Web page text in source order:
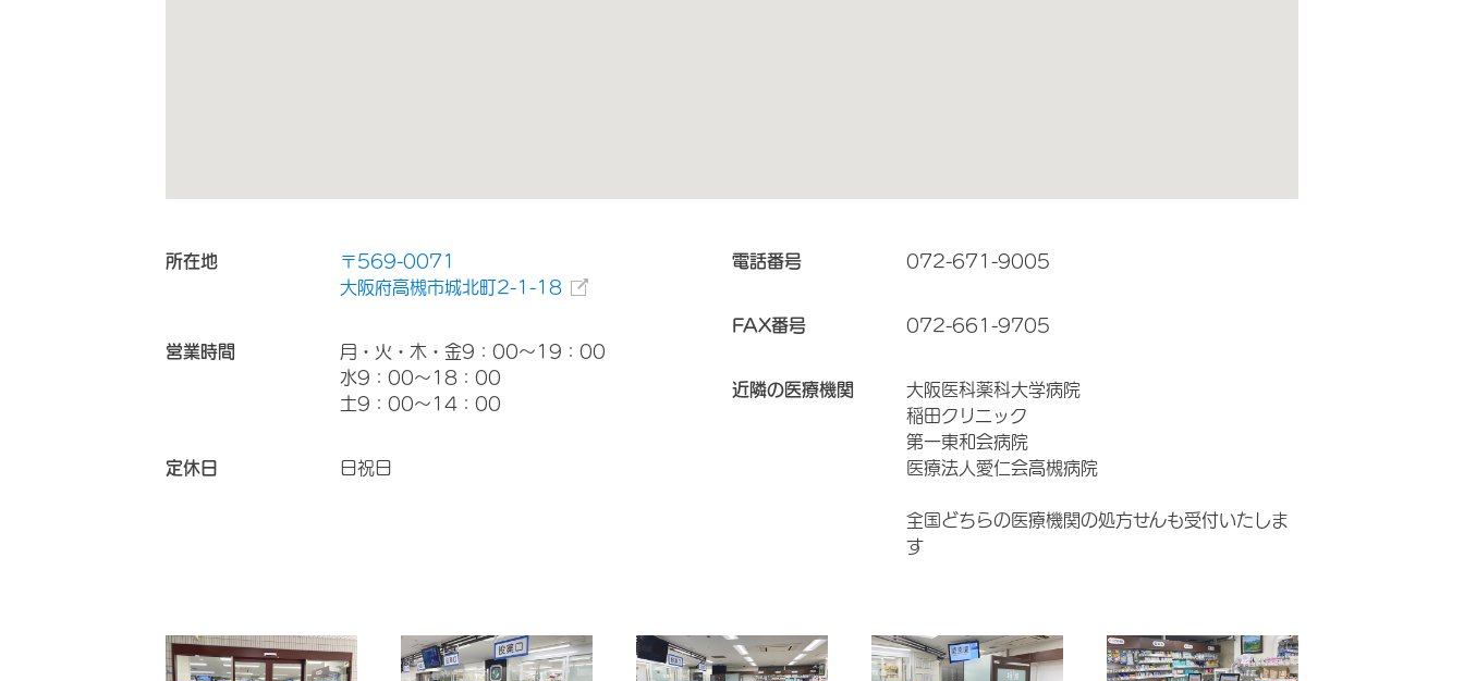
所在地
〒569-0071
大阪府高槻市城北町2-1-18
営業時間
月・火・木・金9：00～19：00
水9：00～18：00
土9：00～14：00
定休日 日祝日
電話番号 072-671-9005
FAX番号 072-661-9705
近隣の医療機関
大阪医科薬科大学病院
稲田クリニック
第一東和会病院
医療法人愛仁会高槻病院
全国どちらの医療機関の処方せんも受付いたしま
す